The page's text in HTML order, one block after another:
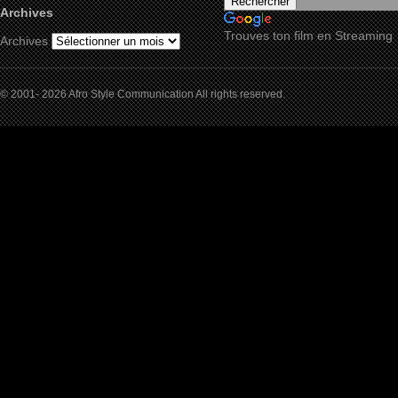
Archives
Archives
Trouves ton film en Streaming
© 2001- 2026 Afro Style Communication All rights reserved.